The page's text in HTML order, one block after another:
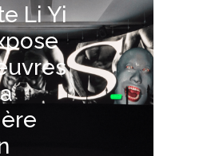
Li Yi